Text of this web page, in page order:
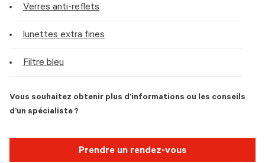
Verres anti-reflets
lunettes extra fines
Filtre bleu
Vous souhaitez obtenir plus d’informations ou les conseils
d’un spécialiste ?
Prendre un rendez-vous